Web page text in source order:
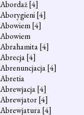
Abordaż[4]
Aborygieni[4]
Abowiem[4]
Abowiem
Abrahamita[4]
Abrecja[4]
Abrenuncjacja[4]
Abretia
Abrewjacja[4]
Abrewjator[4]
Abrewjatura[4]